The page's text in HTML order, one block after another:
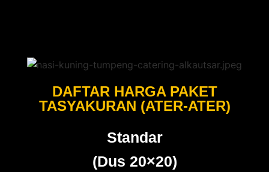
DAFTAR HARGA PAKET
TASYAKURAN (ATER-ATER)
Standar
(Dus 20×20)